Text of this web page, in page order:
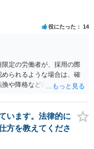
役にたった 14
定の労働者が、採用の際
られるような場合は、確
や降格などの措置は必ず
す。 しかし、このような
の程度改善の機会を与えた
改善計画など、御指摘の
この点について争点化す
の見通しや戦略については
います。法律的に
方を教えてくださ